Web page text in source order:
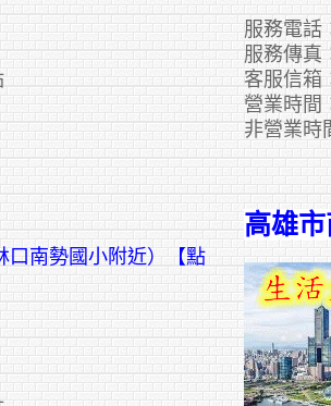
服務電話
服務傳真
客服信箱
營業時間
非營業時
口南勢國小附近）【點
高雄